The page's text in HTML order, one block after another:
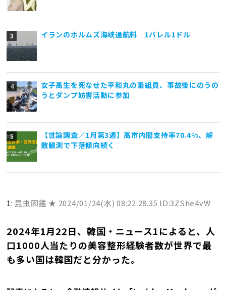
イランのホルムズ海峡通航料 1バレル1ドル
女子高生を死なせた平和丸の乗組員、事故後にのうの
うとダンプ妨害活動に参加
【世論調査／1月第3週】高市内閣支持率70.4%、解
散観測で下落傾向続く
1: 昆虫図鑑 ★ 2024/01/24(水) 08:22:28.35 ID:3ZShe4vW
2024年1月22日、韓国・ニュース1によると、人
口1000人当たりの美容整形経験者数が世界で最
も多い国は韓国だと分かった。